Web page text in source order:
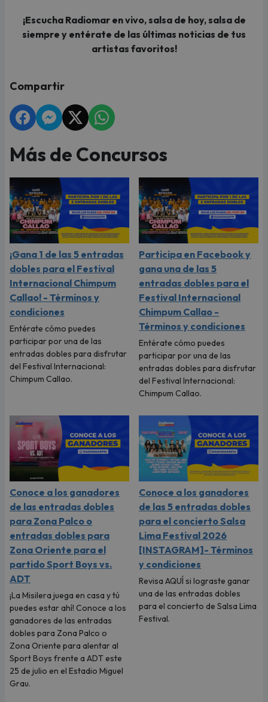
¡Escucha Radiomar en vivo, salsa de hoy, salsa de
siempre y entérate de las últimas noticias de tus
artistas favoritos!
Compartir
Más de Concursos
¡Gana 1 de las 5 entradas
dobles para el Festival
Internacional Chimpum
Callao! - Términos y
condiciones
Entérate cómo puedes
participar por una de las
entradas dobles para disfrutar
del Festival Internacional:
Chimpum Callao.
Participa en Facebook y
gana una de las 5
entradas dobles para el
Festival Internacional
Chimpum Callao -
Términos y condiciones
Entérate cómo puedes
participar por una de las
entradas dobles para disfrutar
del Festival Internacional:
Chimpum Callao.
Conoce a los ganadores
de las entradas dobles
para Zona Palco o
entradas dobles para
Zona Oriente para el
partido Sport Boys vs.
ADT
¡La Misilera juega en casa y tú
puedes estar ahí! Conoce a los
ganadores de las entradas
dobles para Zona Palco o
Zona Oriente para alentar al
Sport Boys frente a ADT este
25 de julio en el Estadio Miguel
Grau.
Conoce a los ganadores
de las 5 entradas dobles
para el concierto Salsa
Lima Festival 2026
[INSTAGRAM]- Términos
y condiciones
Revisa AQUÍ si lograste ganar
una de las entradas dobles
para el concierto de Salsa Lima
Festival.